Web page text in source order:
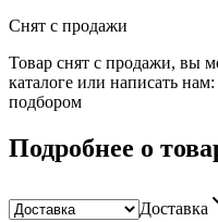
Снят с продажи
Товар снят с продажи, вы
каталоге или написать
подбором
Подробнее о
Доставка